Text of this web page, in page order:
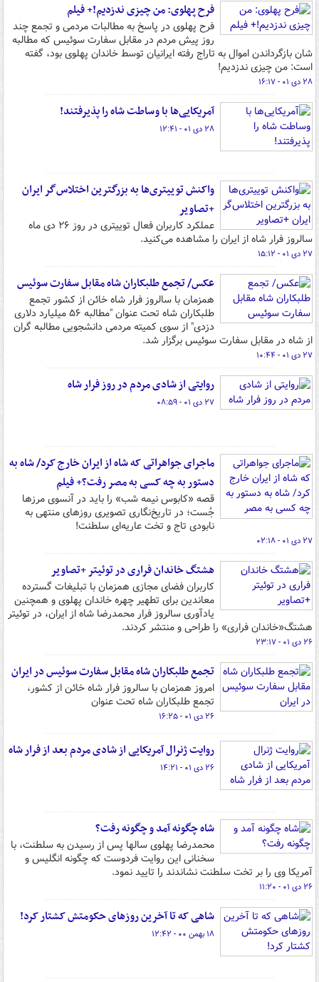
فرح پهلوی: من چیزی ندزدیم!+ فیلم
فرح پهلوی در پاسخ به مطالبات مردمی و تجمع چند
روز پیش مردم در مقابل سفارت سوئیس که مطالبه
شان بازگرداندن اموال به تاراج رفته ایرانیان توسط خاندان پهلوی بود، گفته
است: من چیزی ندزدیم!
۲۸ دی ۰۱ - ۱۶:۱۷
آمریکایی‌ها با وساطت شاه را پذیرفتند!
۲۸ دی ۰۱ - ۱۲:۴۱
واکنش توییتری‌ها به بزرگترین اختلاس‌گر ایران
+تصاویر
عملکرد کاربران فعال توییتری در روز ۲۶ دی ماه
سالروز فرار شاه از ایران را مشاهده می‌کنید.
۲۷ دی ۰۱ - ۱۵:۱۲
عکس/ تجمع طلبکاران شاه مقابل سفارت سوئیس
همزمان با سالروز فرار شاه خائن از کشور تجمع
طلبکاران شاه تحت عنوان "مطالبه ۵۶ میلیارد دلاری
دزدی" از سوی کمیته مردمی دانشجویی مطالبه گران
از شاه در مقابل سفارت سوئیس برگزار شد.
۲۷ دی ۰۱ - ۱۰:۴۴
روایتی از شادی مردم در روز فرار شاه
۲۷ دی ۰۱ - ۰۸:۵۹
ماجرای جواهراتی که شاه از ایران خارج کرد/ شاه به
دستور به چه کسی به مصر رفت؟+ فیلم
قصه «کابوس نیمه شب» را باید در آنسوی مرزها
جُست؛ در تاریخ‌نگاری تصویری روزهای منتهی به
نابودی تاج و تخت عاریه‌ای سلطنت!
۲۷ دی ۰۱ - ۰۲:۱۸
هشتگ خاندان فراری در توئیتر +تصاویر
کاربران فضای مجازی همزمان با تبلیغات گسترده
معاندین برای تطهیر چهره خاندان پهلوی و همچنین
یادآوری سالروز فرار محمدرضا شاه از ایران، در توئیتر
هشتگ«خاندان فراری» را طراحی و منتشر کردند.
۲۶ دی ۰۱ - ۲۳:۱۷
تجمع طلبکاران شاه مقابل سفارت سوئیس در ایران
امروز همزمان با سالروز فرار شاه خائن از کشور،
تجمع طلبکاران شاه تحت عنوان
۲۶ دی ۰۱ - ۱۶:۲۵
روایت ژنرال آمریکایی از شادی مردم بعد از فرار شاه
۲۶ دی ۰۱ - ۱۴:۲۱
شاه چگونه آمد و چگونه رفت؟
محمدرضا پهلوی سالها پس از رسیدن به سلطنت، با
سخنانی این روایت فردوست که چگونه انگلیس و
آمریکا وی را بر تخت سلطنت نشاندند را تایید نمود.
۲۶ دی ۰۱ - ۱۱:۲۰
شاهی که تا آخرین روزهای حکومتش کشتار کرد!
۱۸ بهمن ۰۰ - ۱۲:۴۲